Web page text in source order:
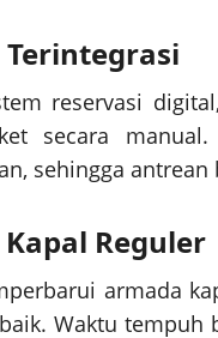
Terintegrasi
reservasi
secara
sehingga antrean
Reguler
armada
Waktu tempuh